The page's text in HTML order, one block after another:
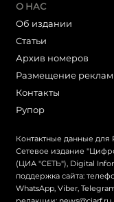
О НАС
Об издании
Статьи
Архив номеров
Размещение
Контакты
Рупор
Контактные данные для
Сетевое издание
(ЦИА "СЕТЬ"), Digital
поддержка сайта:
WhatsApp, Viber,